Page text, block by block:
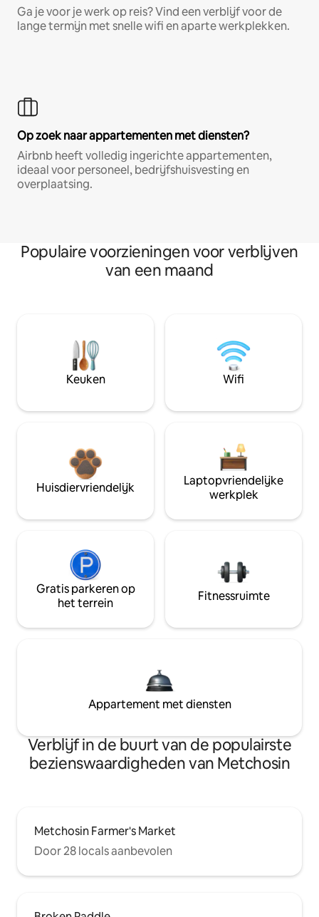
Ga je voor je werk op reis? Vind een verblijf voor de
lange termijn met snelle wifi en aparte werkplekken.
Op zoek naar appartementen met diensten?
Airbnb heeft volledig ingerichte appartementen,
ideaal voor personeel, bedrijfshuisvesting en
overplaatsing.
Populaire voorzieningen voor verblijven
van een maand
Keuken Wifi
Huisdiervriendelijk
Laptopvriendelijke
werkplek
Gratis parkeren op
het terrein
Fitnessruimte
Appartement met diensten
Verblijf in de buurt van de populairste
bezienswaardigheden van Metchosin
Metchosin Farmer's Market
Door 28 locals aanbevolen